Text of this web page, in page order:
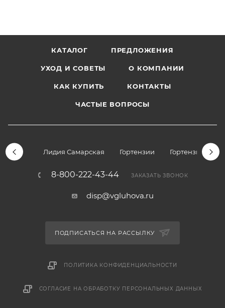
КАТАЛОГ ПРЕДЛОЖЕНИЯ
УХОД И СОВЕТЫ О КОМПАНИИ
КАК КУПИТЬ КОНТАКТЫ
ЧАСТЫЕ ВОПРОСЫ
Лидия Самарская Гортензии Гортензии
8-800-222-43-44 ЗАКАЗАТЬ ЗВОНОК
disp@vgluhova.ru
ПОДПИСАТЬСЯ НА РАССЫЛКУ
ПОЛИТИКА КОНФИДЕНЦИАЛЬНОСТИ
СОГЛАСИЕ НА ОБРАБОТКУ ПЕРСОНАЛЬНЫХ ДАННЫХ